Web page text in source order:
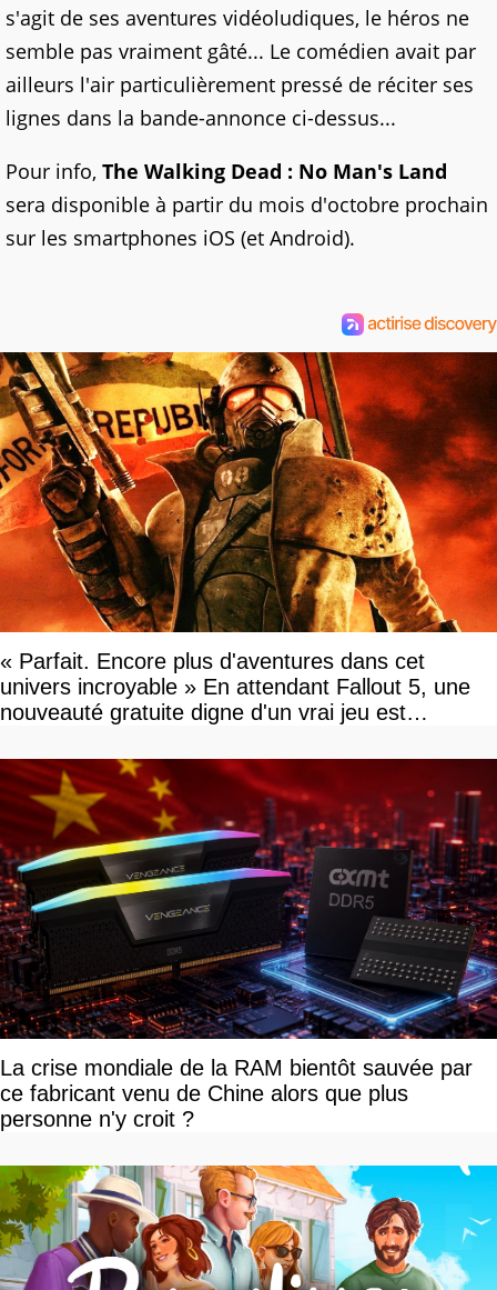
s'agit de ses aventures vidéoludiques, le héros ne
semble pas vraiment gâté... Le comédien avait par
ailleurs l'air particulièrement pressé de réciter ses
lignes dans la bande-annonce ci-dessus...
Pour info, The Walking Dead : No Man's Land
sera disponible à partir du mois d'octobre prochain
sur les smartphones iOS (et Android).
« Parfait. Encore plus d'aventures dans cet
univers incroyable » En attendant Fallout 5, une
nouveauté gratuite digne d'un vrai jeu est
La crise mondiale de la RAM bientôt sauvée par
ce fabricant venu de Chine alors que plus
personne n'y croit ?